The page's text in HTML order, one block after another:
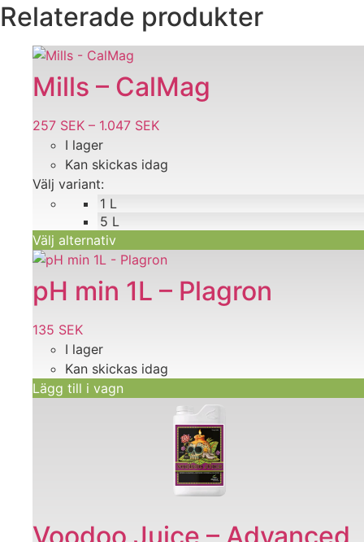
Relaterade produkter
Mills – CalMag
257 SEK – 1.047 SEK
till
1 L
5 L
I lager
Kan skickas idag
Välj variant:
Välj alternativ
Den
här
produkten
flera
varianter.
olika
alternativen
kan
väljas
på
produktsidan
pH min 1L – Plagron
135 SEK
I lager
Kan skickas idag
Lägg till i vagn
De